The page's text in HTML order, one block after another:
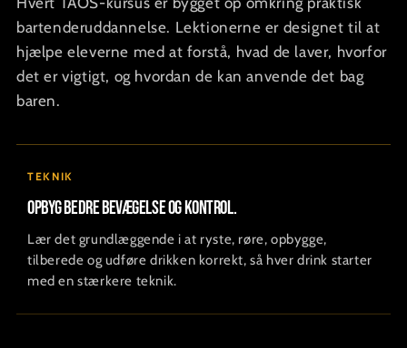
bartenderuddannelse. Lektionerne er designet til at
hjælpe eleverne med at forstå, hvad de laver, hvorfor
det er vigtigt, og hvordan de kan anvende det bag
baren.
TEKNIK
Opbyg bedre bevægelse og kontrol.
Lær det grundlæggende i at ryste, røre, opbygge,
tilberede og udføre drikken korrekt, så hver drink starter
med en stærkere teknik.